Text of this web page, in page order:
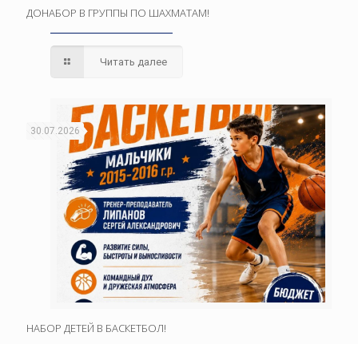
ДОНАБОР В ГРУППЫ ПО ШАХМАТАМ!
Читать далее
30.07.2026
НАБОР ДЕТЕЙ В БАСКЕТБОЛ!